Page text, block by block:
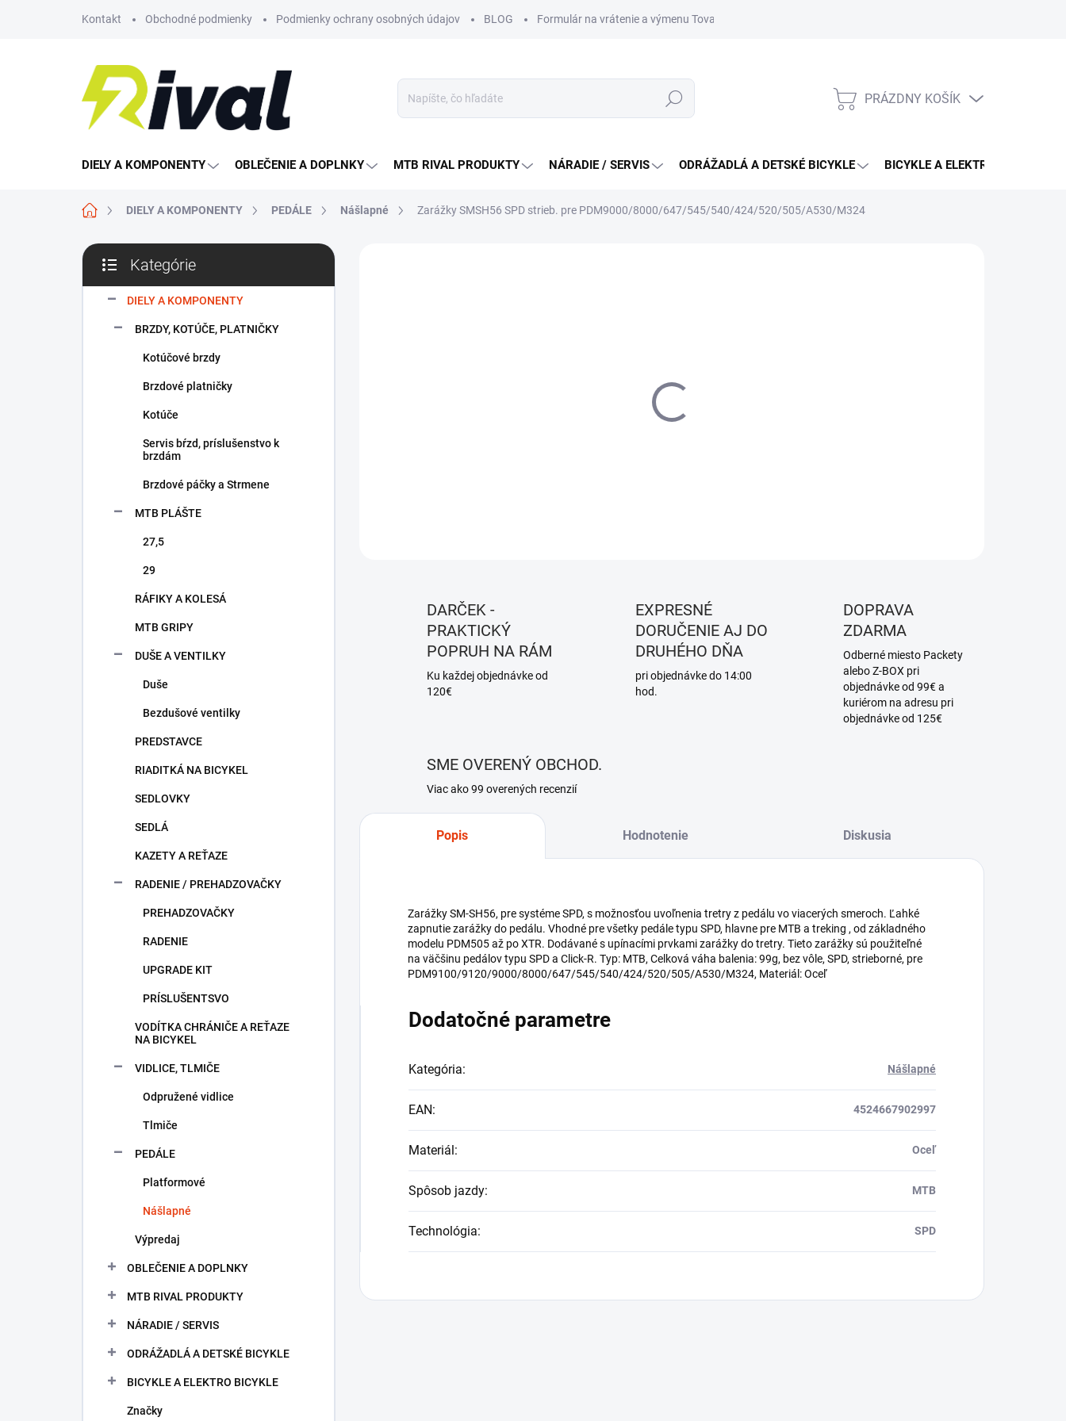
Kontakt Obchodné podmienky Podmienky ochrany osobných údajov BLOG Formulár na vrátenie a výmenu Tovaru
Hľadať
NÁKUPNÝ
PRÁZDNY KOŠÍK
DIELY A KOMPONENTY OBLEČENIE A DOPLNKY MTB RIVAL PRODUKTY NÁRADIE / SERVIS ODRÁŽADLÁ A DETSKÉ BICYKLE BICYKLE A ELEKTRO BICYKLE
DomovDIELY A KOMPONENTY PEDÁLE Nášlapné Zarážky SMSH56 SPD strieb. pre PDM9000/8000/647/545/540/424/520/505/A530/M324
B
č
kategórie
Kategórie
DIELY A KOMPONENTY
BRZDY, KOTÚČE, PLATNIČKY
Kotúčové brzdy
Brzdové platničky
Kotúče
Servis bŕzd, príslušenstvo k
brzdám
Brzdové páčky a Strmene
MTB PLÁŠTE
27,5
29
RÁFIKY A KOLESÁ
MTB GRIPY
DUŠE A VENTILKY
Duše
Bezdušové ventilky
PREDSTAVCE
RIADITKÁ NA BICYKEL
SEDLOVKY
SEDLÁ
KAZETY A REŤAZE
RADENIE / PREHADZOVAČKY
PREHADZOVAČKY
RADENIE
UPGRADE KIT
PRÍSLUŠENTSVO
VODÍTKA CHRÁNIČE A REŤAZE
NA BICYKEL
VIDLICE, TLMIČE
Odpružené vidlice
Tlmiče
PEDÁLE
Platformové
Nášlapné
Výpredaj
OBLEČENIE A DOPLNKY
MTB RIVAL PRODUKTY
NÁRADIE / SERVIS
ODRÁŽADLÁ A DETSKÉ BICYKLE
BICYKLE A ELEKTRO BICYKLE
Značky
DARČEK -
PRAKTICKÝ
POPRUH NA RÁM
Ku každej objednávke od
120€
EXPRESNÉ
DORUČENIE AJ DO
DRUHÉHO DŇA
pri objednávke do 14:00
hod.
DOPRAVA
ZDARMA
Odberné miesto Packety
alebo Z-BOX pri
objednávke od 99€ a
kuriérom na adresu pri
objednávke od 125€
SME OVERENÝ OBCHOD.
Viac ako 99 overených recenzií
Popis Hodnotenie Diskusia
Zarážky SM-SH56, pre systéme SPD, s možnosťou uvoľnenia tretry z pedálu vo viacerých smeroch. Ľahké
zapnutie zarážky do pedálu. Vhodné pre všetky pedále typu SPD, hlavne pre MTB a treking , od základného
modelu PDM505 až po XTR. Dodávané s upínacími prvkami zarážky do tretry. Tieto zarážky sú použiteľné
na väčšinu pedálov typu SPD a Click-R. Typ: MTB, Celková váha balenia: 99g, bez vôle, SPD, strieborné, pre
PDM9100/9120/9000/8000/647/545/540/424/520/505/A530/M324, Materiál: Oceľ
Dodatočné parametre
Kategória: Nášlapné
EAN: 4524667902997
Materiál: Oceľ
Spôsob jazdy: MTB
Technológia: SPD